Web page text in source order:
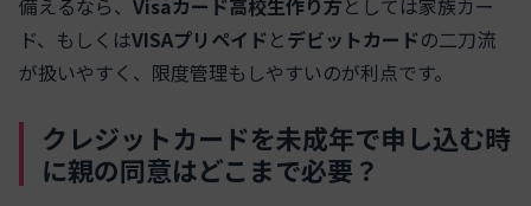
ド、もしくはVISAプリペイドとデビットカードの二刀流
が扱いやすく、限度管理もしやすいのが利点です。
クレジットカードを未成年で申し込む時
に親の同意はどこまで必要？